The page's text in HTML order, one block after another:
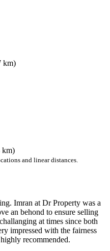
km)
km)
and linear distances.
Imran at Dr Property was a
an behond to ensure selling
at times since both
impressed with the fairness
recommended.